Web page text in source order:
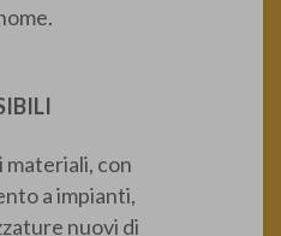
materiali, con
a impianti,
nuovi di